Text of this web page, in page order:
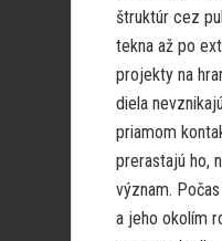
štruktúr cez
tekna až po
projekty na
diela
priamom
prerastajú ho,
význam.
a jeho okolím